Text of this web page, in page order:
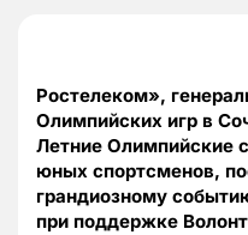
Ростелеком»,
Олимпийских игр в
Летние Олимпийские
юных спортсменов,
грандиозному
при поддержке